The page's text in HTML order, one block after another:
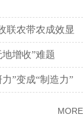
联农带农成效显
增收”难题‌
”变成“制造力”
MORE